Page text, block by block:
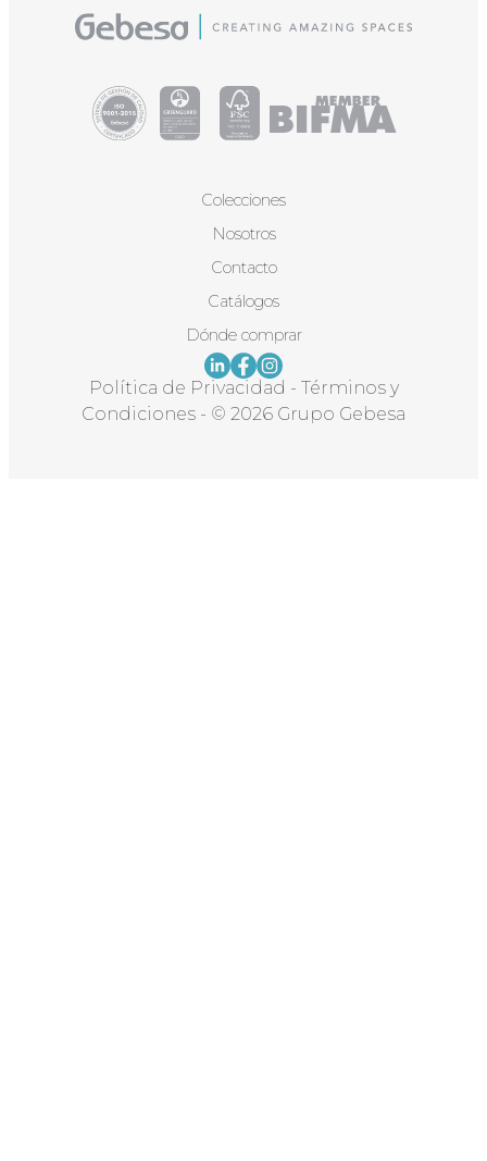
Colecciones
Nosotros
Contacto
Catálogos
Dónde comprar
Política de Privacidad - Términos y
Condiciones - © 2026 Grupo Gebesa